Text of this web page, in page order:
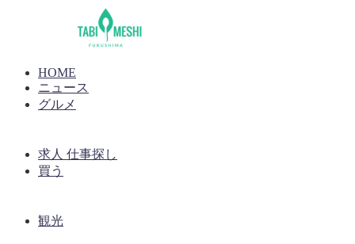
HOME
ニュース
グルメ
求人 仕事探し
買う
観光